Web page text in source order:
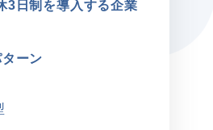
3日制を導入する企業
ーン